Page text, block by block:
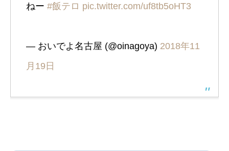
ねー #飯テロ pic.twitter.com/uf8tb5oHT3
— おいでよ名古屋 (@oinagoya) 2018年11
月19日